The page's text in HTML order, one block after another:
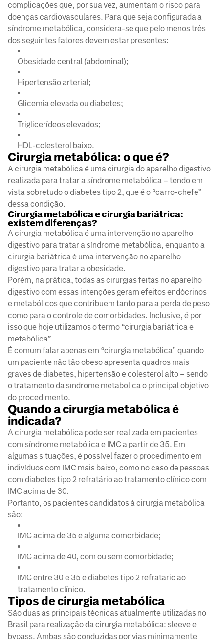
complicações que, por sua vez, aumentam o risco para
doenças cardiovasculares. Para que seja configurada a
síndrome metabólica, considera-se que pelo menos três
dos seguintes fatores devem estar presentes:
Obesidade central (abdominal);
Hipertensão arterial;
Glicemia elevada ou diabetes;
Triglicerídeos elevados;
HDL-colesterol baixo.
Cirurgia metabólica: o que é?
A cirurgia metabólica é uma cirurgia do aparelho digestivo
realizada para tratar a síndrome metabólica – tendo em
vista sobretudo o diabetes tipo 2, que é o “carro-chefe”
dessa condição.
Cirurgia metabólica e cirurgia bariátrica:
existem diferenças?
A cirurgia metabólica é uma intervenção no aparelho
digestivo para tratar a síndrome metabólica, enquanto a
cirurgia bariátrica é uma intervenção no aparelho
digestivo para tratar a obesidade.
Porém, na prática, todas as cirurgias feitas no aparelho
digestivo com essas intenções geram efeitos endócrinos
e metabólicos que contribuem tanto para a perda de peso
como para o controle de comorbidades. Inclusive, é por
isso que hoje utilizamos o termo “cirurgia bariátrica e
metabólica”.
É comum falar apenas em “cirurgia metabólica” quando
um paciente não tão obeso apresenta quadros mais
graves de diabetes, hipertensão e colesterol alto – sendo
o tratamento da síndrome metabólica o principal objetivo
do procedimento.
Quando a cirurgia metabólica é
indicada?
A cirurgia metabólica pode ser realizada em pacientes
com síndrome metabólica e IMC a partir de 35. Em
algumas situações, é possível fazer o procedimento em
indivíduos com IMC mais baixo, como no caso de pessoas
com diabetes tipo 2 refratário ao tratamento clínico com
IMC acima de 30.
Portanto, os pacientes candidatos à cirurgia metabólica
são:
IMC acima de 35 e alguma comorbidade;
IMC acima de 40, com ou sem comorbidade;
IMC entre 30 e 35 e diabetes tipo 2 refratário ao
tratamento clínico.
Tipos de cirurgia metabólica
São duas as principais técnicas atualmente utilizadas no
Brasil para realização da cirurgia metabólica: sleeve e
bypass. Ambas são conduzidas por vias minimamente